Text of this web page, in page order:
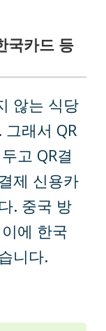
국카드 등
않는 식당
래서 QR
고 QR결
제 신용카
. 중국 방
에 한국
니다.